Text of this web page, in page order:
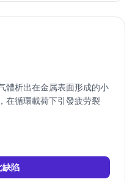
體析出在金属表面形成的小
在循環載荷下引發疲劳裂
缺陷